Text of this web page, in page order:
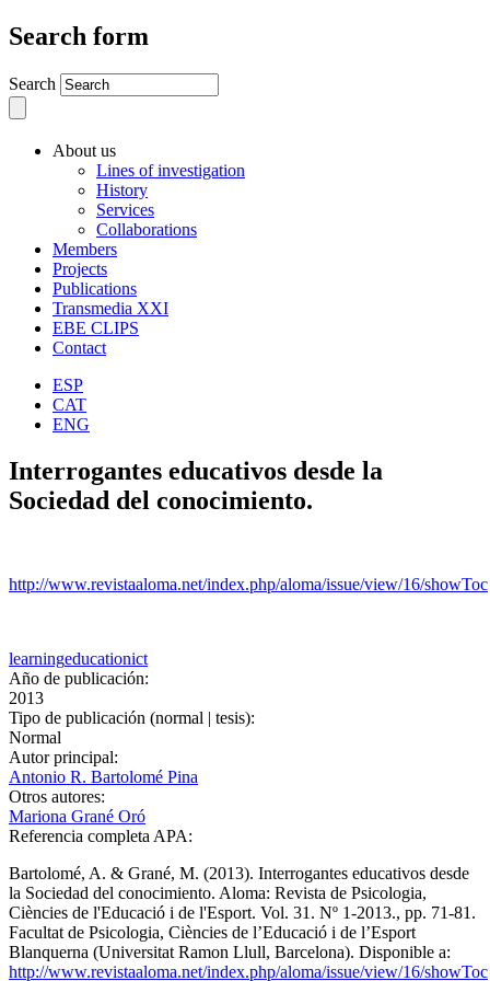
Search form
Search
About us
Lines of investigation
History
Services
Collaborations
Members
Projects
Publications
Transmedia XXI
EBE CLIPS
Contact
ESP
CAT
ENG
Interrogantes educativos desde la
Sociedad del conocimiento.
http://www.revistaaloma.net/index.php/aloma/issue/view/16/showToc
learningeducationict
Año de publicación:
2013
Tipo de publicación (normal | tesis):
Normal
Autor principal:
Antonio R. Bartolomé Pina
Otros autores:
Mariona Grané Oró
Referencia completa APA:
Bartolomé, A. & Grané, M. (2013). Interrogantes educativos desde
la Sociedad del conocimiento. Aloma: Revista de Psicologia,
Ciències de l'Educació i de l'Esport. Vol. 31. Nº 1-2013., pp. 71-81.
Facultat de Psicologia, Ciències de l’Educació i de l’Esport
Blanquerna (Universitat Ramon Llull, Barcelona). Disponible a:
http://www.revistaaloma.net/index.php/aloma/issue/view/16/showToc